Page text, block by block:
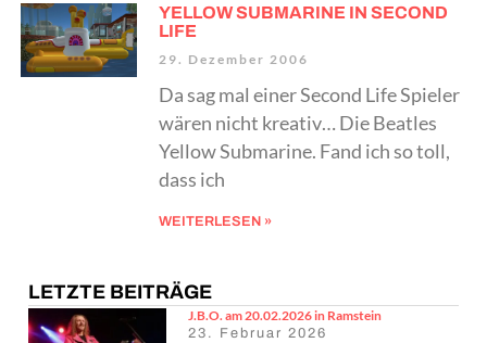
YELLOW SUBMARINE IN SECOND
LIFE
29. Dezember 2006
Da sag mal einer Second Life Spieler
wären nicht kreativ… Die Beatles
Yellow Submarine. Fand ich so toll,
dass ich
WEITERLESEN »
LETZTE BEITRÄGE
J.B.O. am 20.02.2026 in Ramstein
23. Februar 2026